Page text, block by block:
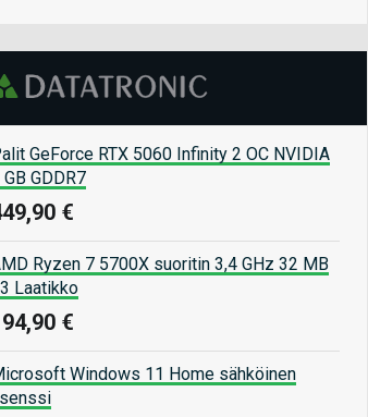
GeForce RTX 5060 Infinity 2 OC NVIDIA
GB GDDR7
€
Ryzen 7 5700X suoritin 3,4 GHz 32 MB
Laatikko
€
Windows 11 Home sähköinen